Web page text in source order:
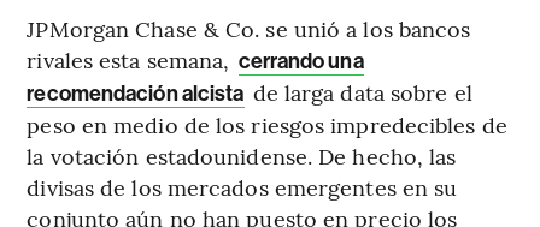
JPMorgan Chase & Co. se unió a los bancos
rivales esta semana, cerrando una
recomendación alcista de larga data sobre el
peso en medio de los riesgos impredecibles de
la votación estadounidense. De hecho, las
divisas de los mercados emergentes en su
conjunto aún no han puesto en precio los